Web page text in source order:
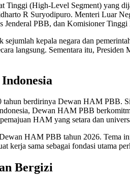
(High-Level Segment) yang
R Suryodipuro. Menteri Luar
PBB, dan Komisioner
kepala negara dan
langsung. Sementara itu,
berdirinya Dewan HAM PBB.
Dewan HAM PBB
HAM yang setara dan
HAM PBB tahun 2026.
kerja sama sebagai fondasi utama
Bergizi